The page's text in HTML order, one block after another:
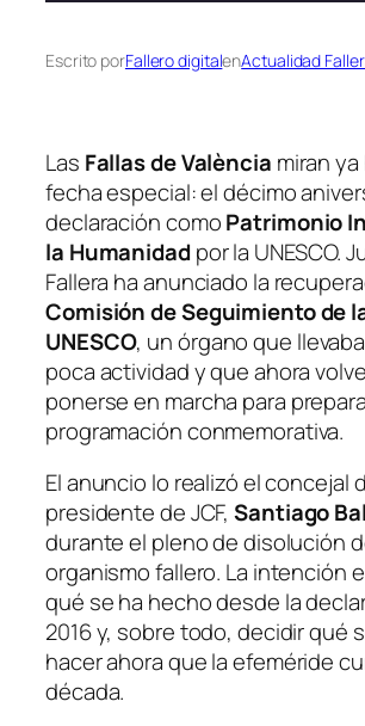
Escrito porFallero digitalenActualidad
Las Fallas de València miran
fecha especial: el décimo
declaración comoPatrimonio
la Humanidadpor la UNESCO.
Fallera ha anunciado la
Comisión de Seguimiento de
UNESCO, un órgano que
poca actividad y que ahora
ponerse en marcha para
programación conmemorativa.
El anuncio lo realizó el concejal
presidente de JCF,Santiago
durante el pleno de disolución
organismo fallero. La intención
qué se ha hecho desde la
2016 y, sobre todo, decidir qué
hacer ahora que la efeméride
década.